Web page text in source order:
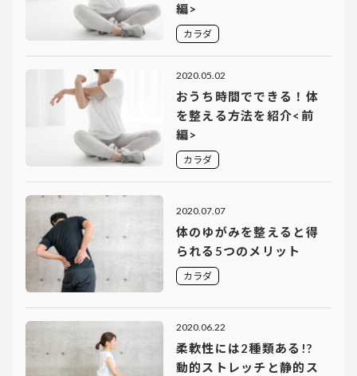
編>
カラダ
2020.05.02
おうち時間でできる！体
を整える方法を紹介<前
編>
カラダ
2020.07.07
体のゆがみを整えると得
られる5つのメリット
カラダ
2020.06.22
柔軟性には2種類ある!?
動的ストレッチと静的ス